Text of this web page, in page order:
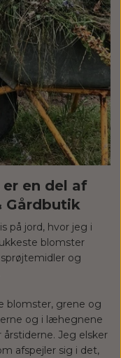
en del af
Gårdbutik
på jord, hvor jeg i
blomster
og
blomster, grene og
og i læhegnene
Jeg elsker
afspejler sig i det,